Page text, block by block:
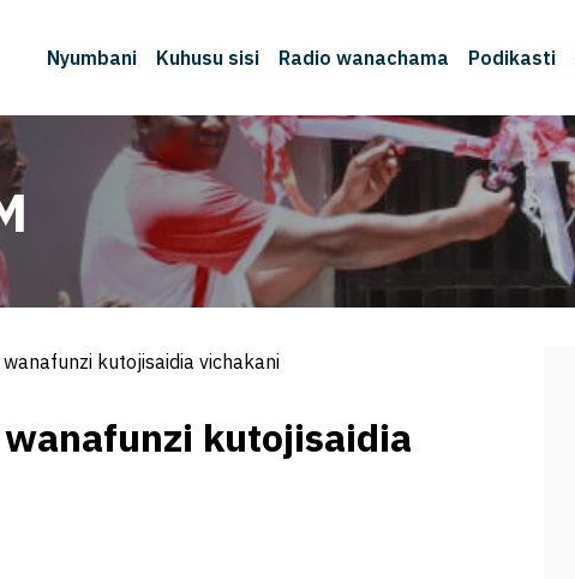
Nyumbani Kuhusu sisi Radio wanachama Podikasti
kutojisaidia vichakani
kutojisaidia